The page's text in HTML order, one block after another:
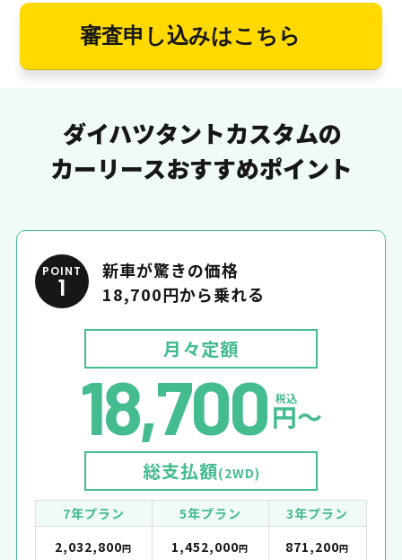
審査申し込みはこちら
ダイハツタントカスタムの
カーリースおすすめポイント
POINT
1
新車が驚きの価格
18,700円から乗れる
月々定額
18,700 税込
円〜
総支払額(2WD)
7年プラン 5年プラン
3年プラン
2,032,800円 1,452,000円 871,200円